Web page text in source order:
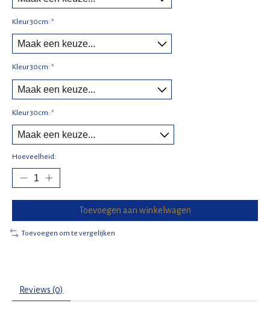
Kleur 30cm: *
Kleur 30cm: *
Kleur 30cm: *
Hoeveelheid:
Toevoegen aan winkelwagen
Toevoegen om te vergelijken
Reviews (0)